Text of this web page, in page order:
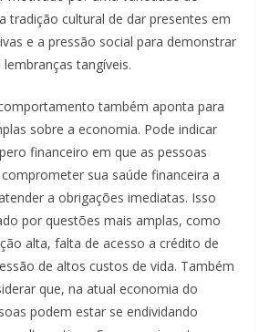
tradição cultural de dar presentes em
e a pressão social para demonstrar
tangíveis.
também aponta para
sobre a economia. Pode indicar
financeiro em que as pessoas
sua saúde financeira a
a obrigações imediatas. Isso
por questões mais amplas, como
alta, falta de acesso a crédito de
de altos custos de vida. Também
que, na atual economia do
podem estar se endividando